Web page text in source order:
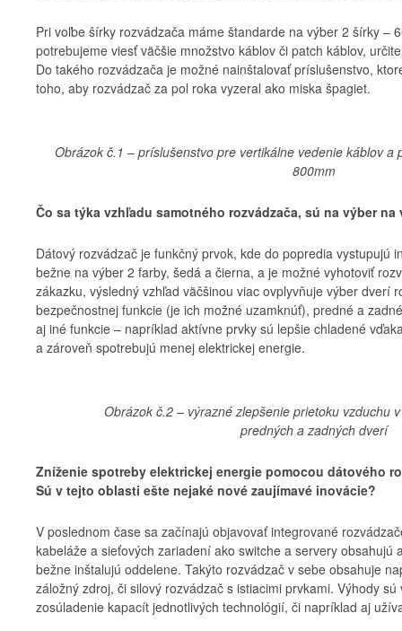
Pri voľbe šírky rozvádzača máme štandarde na výber 2 šírky –
potrebujeme viesť väčšie množstvo káblov či patch káblov,
Do takého rozvádzača je možné nainštalovať príslušenstvo,
toho, aby rozvádzač za pol roka vyzeral ako miska špagiet.
Obrázok č.1 – príslušenstvo pre vertikálne vedenie káblov a
800mm
Čo sa týka vzhľadu samotného rozvádzača, sú na výber
Dátový rozvádzač je funkčný prvok, kde do popredia vystupujú
bežne na výber 2 farby, šedá a čierna, a je možné vyhotoviť
zákazku, výsledný vzhľad väčšinou viac ovplyvňuje výber dverí
bezpečnostnej funkcie (je ich možné uzamknúť), predné a
aj iné funkcie – napríklad aktívne prvky sú lepšie chladené
a zároveň spotrebujú menej elektrickej energie.
Obrázok č.2 – výrazné zlepšenie prietoku vzduchu v
predných a zadných dverí
Zníženie spotreby elektrickej energie pomocou dátového
Sú v tejto oblasti ešte nejaké nové zaujímavé inovácie?
V poslednom čase sa začínajú objavovať integrované
kabeláže a sieťových zariadení ako switche a servery obsahujú
bežne inštalujú oddelene. Takýto rozvádzač v sebe obsahuje
záložný zdroj, či silový rozvádzač s istiacimi prvkami. Výhody
zosúladenie kapacít jednotlivých technológií, či napríklad aj